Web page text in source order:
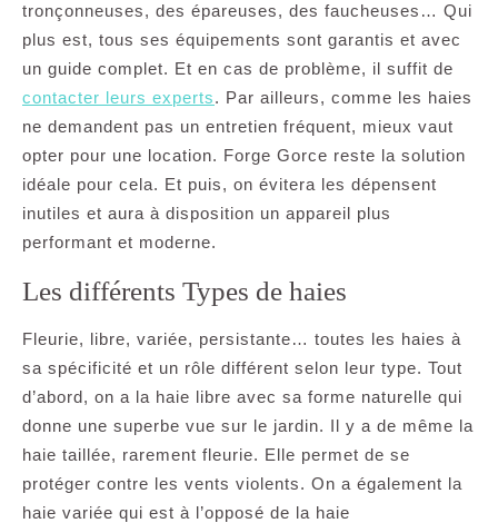
tronçonneuses, des épareuses, des faucheuses… Qui
plus est, tous ses équipements sont garantis et avec
un guide complet. Et en cas de problème, il suffit de
contacter leurs experts. Par ailleurs, comme les haies
ne demandent pas un entretien fréquent, mieux vaut
opter pour une location. Forge Gorce reste la solution
idéale pour cela. Et puis, on évitera les dépensent
inutiles et aura à disposition un appareil plus
performant et moderne.
Les différents Types de haies
Fleurie, libre, variée, persistante… toutes les haies à
sa spécificité et un rôle différent selon leur type. Tout
d’abord, on a la haie libre avec sa forme naturelle qui
donne une superbe vue sur le jardin. Il y a de même la
haie taillée, rarement fleurie. Elle permet de se
protéger contre les vents violents. On a également la
haie variée qui est à l’opposé de la haie